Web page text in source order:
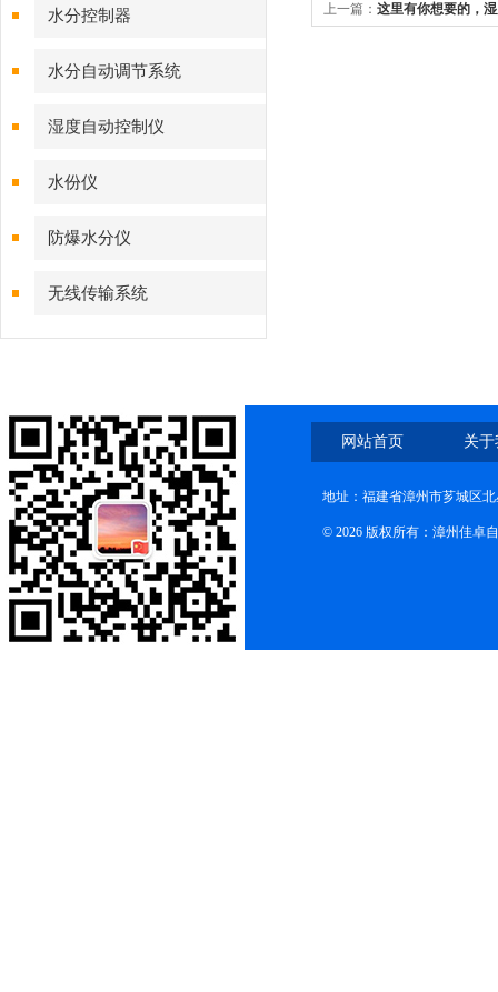
水分控制器
水分自动调节系统
湿度自动控制仪
水份仪
防爆水分仪
无线传输系统
上一篇： 这里有你想要的，
网站首页 关
地址：福建省漳州市芗城区
© 2026 版权所有：漳州佳卓